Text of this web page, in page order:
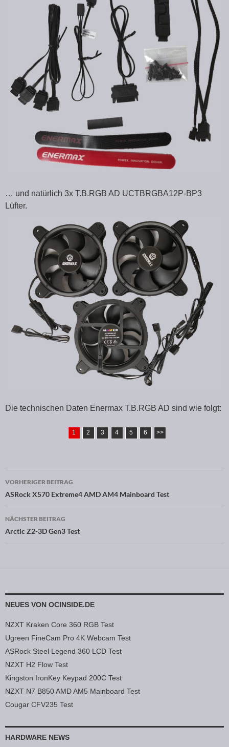
… und natürlich 3x T.B.RGB AD UCTBRGBA12P-BP3
Lüfter.
Die technischen Daten Enermax T.B.RGB AD sind wie folgt:
1 2 3 4 5 6 >>
Beitragsnavigation
VORHERIGER BEITRAG
ASRock X570 Extreme4 AMD AM4 Mainboard Test
NÄCHSTER BEITRAG
Arctic Z2-3D Gen3 Test
NEUES VON OCINSIDE.DE
NZXT Kraken Core 360 RGB Test
Ugreen FineCam Pro 4K Webcam Test
ASRock Steel Legend 360 LCD Test
NZXT H2 Flow Test
Kingston IronKey Keypad 200C Test
NZXT N7 B850 AMD AM5 Mainboard Test
Cougar CFV235 Test
HARDWARE NEWS